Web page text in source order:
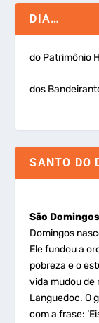
DIA…
do Patrimônio
dos
SANTO DO
São Domingos
Domingos
Ele fundou a
pobreza e o
vida mudou de
Languedoc. O
com a frase: